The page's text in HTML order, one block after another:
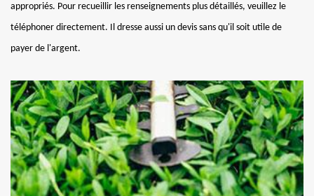
appropriés. Pour recueillir les renseignements plus détaillés, veuillez le
téléphoner directement. Il dresse aussi un devis sans qu'il soit utile de
payer de l'argent.